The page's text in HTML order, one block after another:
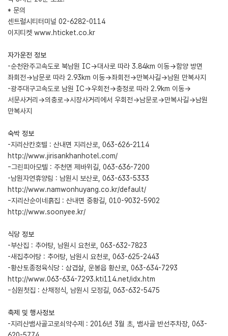
* 문의
센트럴시티터미널 02-6282-0114
이지티켓 www.hticket.co.kr
자가운전 정보
-순천완주고속도로 북남원 IC→대사로 따라 3.84km 이동→함양 방면
좌회전→남문로 따라 2.93km 이동→좌회전→만복사길→남원 만복사지
-광주대구고속도로 남원 IC→우회전→충정로 따라 2.9km 이동→
서문사거리→의충로→시장사거리에서 우회전→남문로→만복사길→남원
만복사지
숙박 정보
-지리산칸호텔 : 산내면 지리산로, 063-626-2114
http://www.jirisankhanhotel.com/
-그린피아모텔 : 주천면 제바위길, 063-636-7200
-남원자연휴양림 : 남원시 보산로, 063-633-5333
http://www.namwonhuyang.co.kr/default/
-지리산순이네흙집 : 산내면 중황길, 010-9032-5902
http://www.soonyee.kr/
식당 정보
-부산집 : 추어탕, 남원시 요천로, 063-632-7823
-새집추어탕 : 추어탕, 남원시 요천로, 063-625-2443
-황산토종정육식당 : 삼겹살, 운봉읍 황산로, 063-634-7293
http://www.063-634-7293.kti114.net/idx.htm
-심원첫집 : 산채정식, 남원시 모정길, 063-632-5475
축제 및 행사정보
-지리산뱀사골고로쇠약수제 : 2016년 3월 초, 뱀사골 반선주차장, 063-